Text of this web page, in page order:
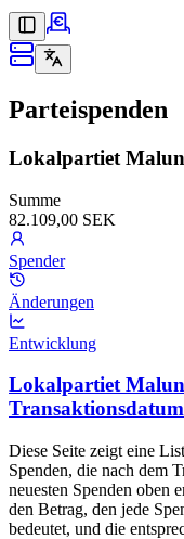
Parteispenden
Lokalpartiet
Summe
82.109,00 SEK
Spender
Änderungen
Entwicklung
Lokalpartiet
Transaktionsdatum
Diese Seite zeigt eine
Spenden, die nach dem
neuesten Spenden oben
den Betrag, den jede
bedeutet, und die